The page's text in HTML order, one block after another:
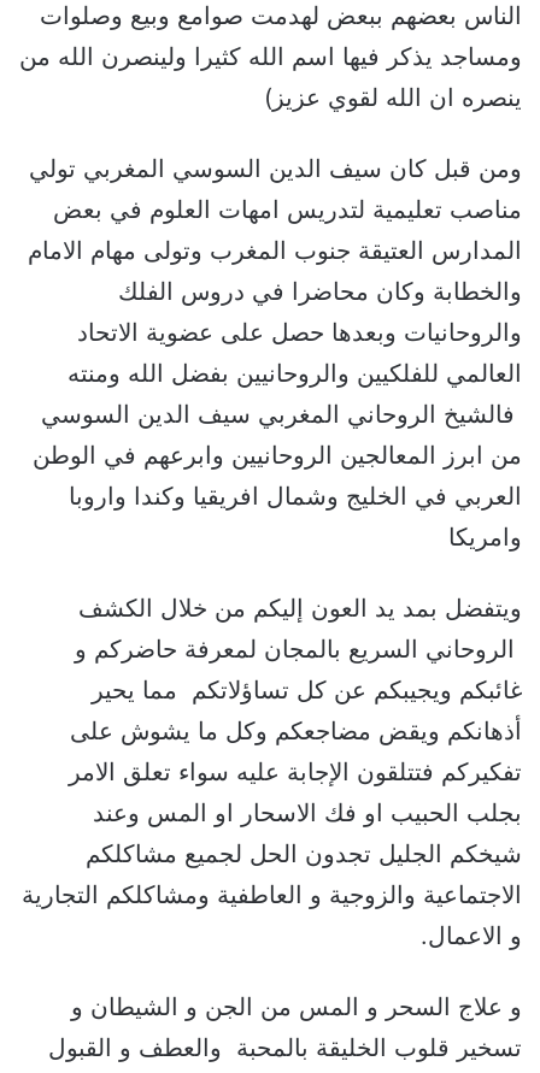
الناس بعضهم ببعض لهدمت صوامع وبيع وصلوات
ومساجد يذكر فيها اسم الله كثيرا ولينصرن الله من
ينصره ان الله لقوي عزيز)
ومن قبل كان سيف الدين السوسي المغربي تولي
مناصب تعليمية لتدريس امهات العلوم في بعض
المدارس العتيقة جنوب المغرب وتولى مهام الامام
والخطابة وكان محاضرا في دروس الفلك
والروحانيات وبعدها حصل على عضوية الاتحاد
العالمي للفلكيين والروحانيين بفضل الله ومنته
فالشيخ الروحاني المغربي سيف الدين السوسي
من ابرز المعالجين الروحانيين وابرعهم في الوطن
العربي في الخليج وشمال افريقيا وكندا واروبا
وامريكا
ويتفضل بمد يد العون إليكم من خلال الكشف
الروحاني السريع بالمجان لمعرفة حاضركم و
غائبكم ويجيبكم عن كل تساؤلاتكم مما يحير
أذهانكم ويقض مضاجعكم وكل ما يشوش على
تفكيركم فتتلقون الإجابة عليه سواء تعلق الامر
بجلب الحبيب او فك الاسحار او المس وعند
شيخكم الجليل تجدون الحل لجميع مشاكلكم
الاجتماعية والزوجية و العاطفية ومشاكلكم التجارية
و الاعمال.
و علاج السحر و المس من الجن و الشيطان و
تسخير قلوب الخليقة بالمحبة والعطف و القبول